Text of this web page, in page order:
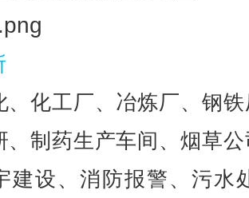
、化工厂、冶炼厂、钢
、制药生产车间、烟草
建设、消防报警、污水